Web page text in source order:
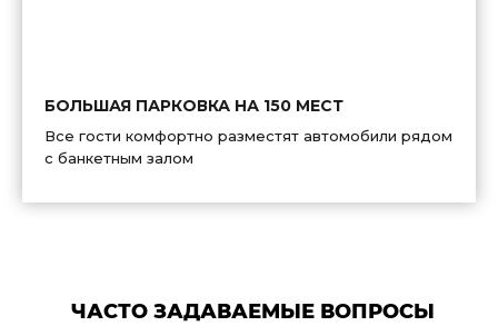
БОЛЬШАЯ ПАРКОВКА НА 150 МЕСТ
Все гости комфортно разместят автомобили рядом
с банкетным залом
ЧАСТО ЗАДАВАЕМЫЕ ВОПРОСЫ